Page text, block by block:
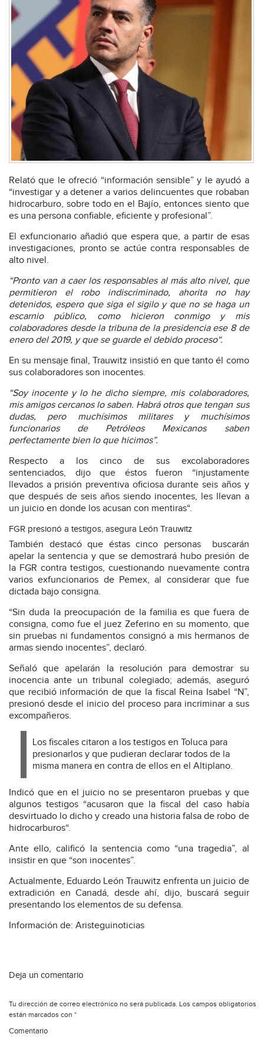
Relató que le ofreció “información sensible” y le ayudó a
“investigar y a detener a varios delincuentes que robaban
hidrocarburo, sobre todo en el Bajío, entonces siento que
es una persona confiable, eficiente y profesional”.
El exfuncionario añadió que espera que, a partir de esas
investigaciones, pronto se actúe contra responsables de
alto nivel.
“Pronto van a caer los responsables al más alto nivel, que
permitieron el robo indiscriminado, ahorita no hay
detenidos, espero que siga el sigilo y que no se haga un
escarnio público, como hicieron conmigo y mis
colaboradores desde la tribuna de la presidencia ese 8 de
enero del 2019, y que se guarde el debido proceso“.
En su mensaje final, Trauwitz insistió en que tanto él como
sus colaboradores son inocentes.
“Soy inocente y lo he dicho siempre, mis colaboradores,
mis amigos cercanos lo saben. Habrá otros que tengan sus
dudas, pero muchísimos militares y muchísimos
funcionarios de Petróleos Mexicanos saben
perfectamente bien lo que hicimos”.
Respecto a los cinco de sus excolaboradores
sentenciados, dijo que éstos fueron “injustamente
llevados a prisión preventiva oficiosa durante seis años y
que después de seis años siendo inocentes, les llevan a
un juicio en donde los acusan con mentiras“.
FGR presionó a testigos, asegura León Trauwitz
También destacó que éstas cinco personas buscarán
apelar la sentencia y que se demostrará hubo presión de
la FGR contra testigos, cuestionando nuevamente contra
varios exfuncionarios de Pemex, al considerar que fue
dictada bajo consigna.
“Sin duda la preocupación de la familia es que fuera de
consigna, como fue el juez Zeferino en su momento, que
sin pruebas ni fundamentos consignó a mis hermanos de
armas siendo inocentes”, declaró.
Señaló que apelarán la resolución para demostrar su
inocencia ante un tribunal colegiado; además, aseguró
que recibió información de que la fiscal Reina Isabel “N”,
presionó desde el inicio del proceso para incriminar a sus
excompañeros.
Los fiscales citaron a los testigos en Toluca para
presionarlos y que pudieran declarar todos de la
misma manera en contra de ellos en el Altiplano.
Indicó que en el juicio no se presentaron pruebas y que
algunos testigos “acusaron que la fiscal del caso había
desvirtuado lo dicho y creado una historia falsa de robo de
hidrocarburos“.
Ante ello, calificó la sentencia como “una tragedia”, al
insistir en que “son inocentes”.
Actualmente, Eduardo León Trauwitz enfrenta un juicio de
extradición en Canadá, desde ahí, dijo, buscará seguir
presentando los elementos de su defensa.
Información de: Aristeguinoticias
Deja un comentario
Tu dirección de correo electrónico no será publicada. Los campos obligatorios
están marcados con *
Comentario